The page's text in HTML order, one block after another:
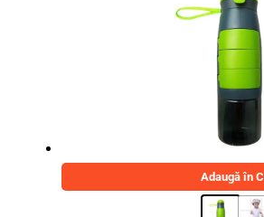
Adaugă în